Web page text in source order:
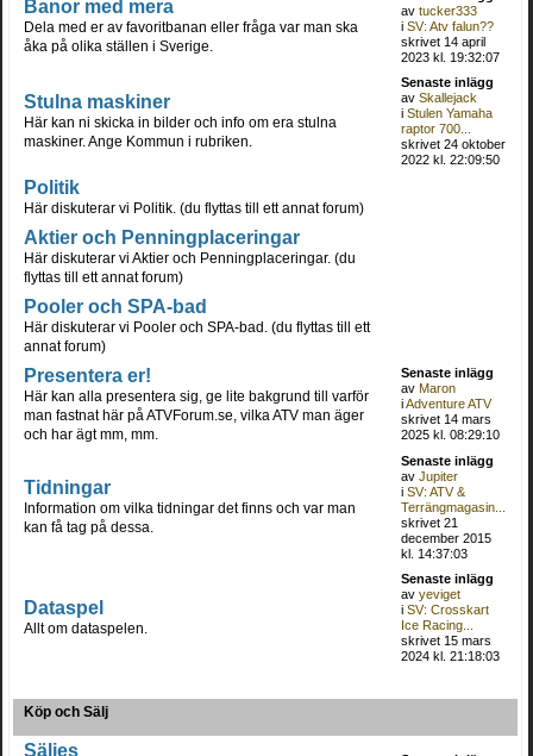
Banor med mera
Dela med er av favoritbanan eller fråga var man ska
åka på olika ställen i Sverige.
avtucker333
iSV: Atv falun??
skrivet 14 april
2023 kl. 19:32:07
Stulna maskiner
Här kan ni skicka in bilder och info om era stulna
maskiner. Ange Kommun i rubriken.
Senaste inlägg
avSkallejack
iStulen Yamaha
raptor 700...
skrivet 24 oktober
2022 kl. 22:09:50
Politik
Här diskuterar vi Politik. (du flyttas till ett annat forum)
Aktier och Penningplaceringar
Här diskuterar vi Aktier och Penningplaceringar. (du
flyttas till ett annat forum)
Pooler och SPA-bad
Här diskuterar vi Pooler och SPA-bad. (du flyttas till ett
annat forum)
Presentera er!
Här kan alla presentera sig, ge lite bakgrund till varför
man fastnat här på ATVForum.se, vilka ATV man äger
och har ägt mm, mm.
Senaste inlägg
avMaron
iAdventure ATV
skrivet 14 mars
2025 kl. 08:29:10
Tidningar
Information om vilka tidningar det finns och var man
kan få tag på dessa.
Senaste inlägg
avJupiter
iSV: ATV &
Terrängmagasin...
skrivet 21
december 2015
kl. 14:37:03
Dataspel
Allt om dataspelen.
Senaste inlägg
avyeviget
iSV: Crosskart
Ice Racing...
skrivet 15 mars
2024 kl. 21:18:03
Köp och Sälj
Säljes